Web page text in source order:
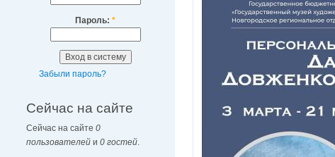
Пароль: *
Забыли пароль?
Сейчас на сайте
Сейчас на сайте 0
пользователей и 0 гостей